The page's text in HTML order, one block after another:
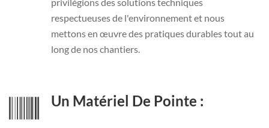
respectueuses de l'environnement et nous
mettons en œuvre des pratiques durables tout au
long de nos chantiers.
Un Matériel De Pointe :